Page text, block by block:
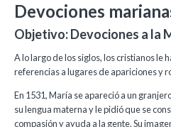
Devociones
Objetivo: Devociones a la
A lo largo de los siglos, los cristianos le
referencias a lugares de apariciones y
En 1531, María se apareció a un
su lengua materna y le pidió que se
compasión y ayuda a la gente. Su